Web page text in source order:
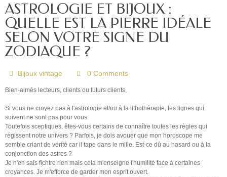
ASTROLOGIE ET BIJOUX :
QUELLE EST LA PIERRE IDÉALE
SELON VOTRE SIGNE DU
ZODIAQUE ?
Bijoux vintage 0 Comments
Bien-aimés lecteurs, clients ou futurs clients,
Si vous ne croyez pas à l'astrologie et/ou à la lithothérapie, les lignes qui
suivent ne sont pas pour vous.
Toutefois sceptiques, êtes-vous certains de connaître toutes les règles qui
régissent notre univers ? Parfois, je dois avouer que mon horoscope me
semble criant de vérité car il tape dans le mille. Est-ce dû au hasard ou à la
conjonction des astres ?
Je n'en sais fichtre rien mais cela m'enseigne l'humilité face à certaines
croyances. Je m'efforce de garder mon esprit ouvert.